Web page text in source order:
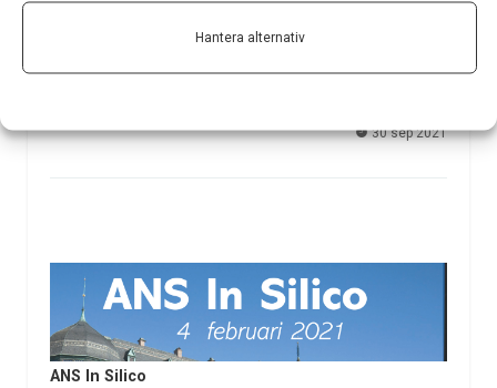
Hantera alternativ
datorskärm fanns Magnhild Sandberg, docent i
neurologi och överläkare vid Universitetssjukhuset i
30 sep 2021
ANS In Silico